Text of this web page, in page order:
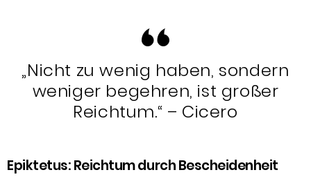
„Nicht zu wenig haben, sondern
weniger begehren, ist großer
Reichtum.“ – Cicero
Epiktetus: Reichtum durch Bescheidenheit